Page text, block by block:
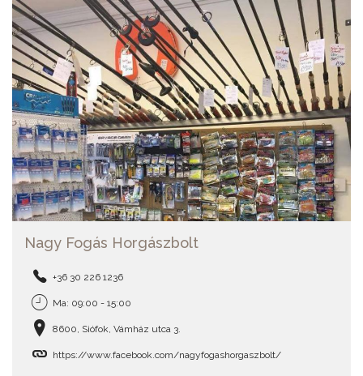
Nagy Fogás Horgászbolt
+36 30 226 1236
Ma: 09:00 - 15:00
8600, Siófok, Vámház utca 3.
https://www.facebook.com/nagyfogashorgaszbolt/